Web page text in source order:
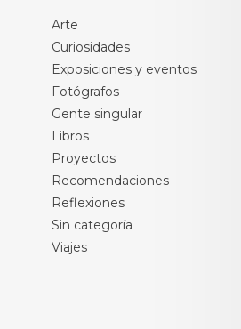
Arte
Curiosidades
Exposiciones y eventos
Fotógrafos
Gente singular
Libros
Proyectos
Recomendaciones
Reflexiones
Sin categoría
Viajes